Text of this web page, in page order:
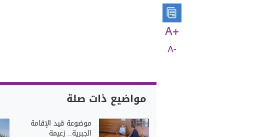
A+
A-
مواضيع ذات صلة
موضوعة قيد الإقامة
الجبرية.. زعيمة